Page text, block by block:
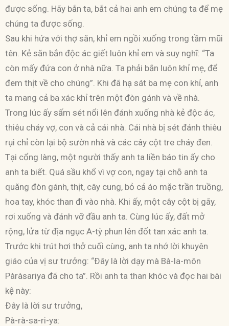
được sống. Hãy bắn ta, bắt cả hai anh em chúng ta để mẹ
chúng ta được sống.
Sau khi hứa với thợ săn, khỉ em ngồi xuống trong tầm mũi
tên. Kẻ săn bắn độc ác giết luôn khỉ em và suy nghĩ: “Ta
còn mấy đứa con ở nhà nữa. Ta phải bắn luôn khỉ mẹ, để
đem thịt về cho chúng”. Khi đã hạ sát ba mẹ con khỉ, anh
ta mang cả ba xác khỉ trên một đòn gánh và về nhà.
Trong lúc ấy sấm sét nổi lên đánh xuống nhà kẻ độc ác,
thiêu cháy vợ, con và cả cái nhà. Cái nhà bị sét đánh thiêu
rụi chỉ còn lại bộ sườn nhà và các cây cột tre cháy đen.
Tại cổng làng, một người thấy anh ta liền báo tin ấy cho
anh ta biết. Quá sầu khổ vì vợ con, ngay tại chỗ anh ta
quăng đòn gánh, thịt, cây cung, bỏ cả áo mặc trần truồng,
hoa tay, khóc than đi vào nhà. Khi ấy, một cây cột bị gãy,
rơi xuống và đánh vỡ đầu anh ta. Cùng lúc ấy, đất mở
rộng, lửa từ địa ngục A-tỳ phun lên đốt tan xác anh ta.
Trước khi trút hơi thở cuối cùng, anh ta nhớ lời khuyên
giáo của vị sư trưởng: “Ðây là lời dạy mà Bà-la-môn
Pàràsariya đã cho ta”. Rồi anh ta than khóc và đọc hai bài
kệ này:
Ðây là lời sư trưởng,
Pà-rà-sa-ri-ya: